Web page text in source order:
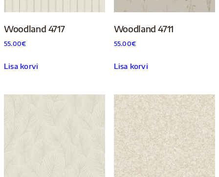
Woodland 4717
55.00€
Lisa korvi
Woodland 4711
55.00€
Lisa korvi